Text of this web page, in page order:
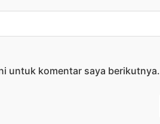
untuk komentar saya berikutnya.